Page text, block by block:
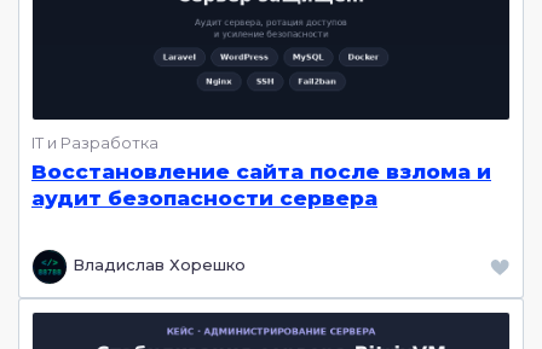
IT и Разработка
Восстановление сайта после взлома и
аудит безопасности сервера
Владислав Хорешко